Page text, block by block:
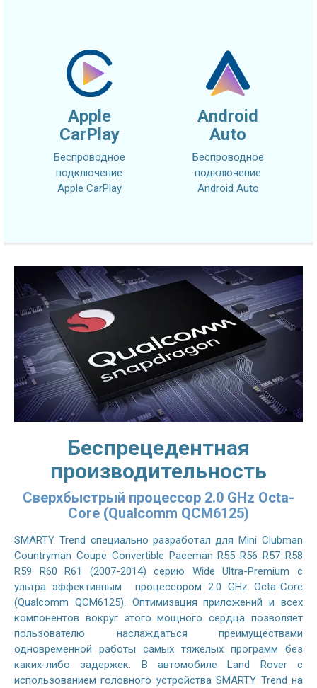
Apple
CarPlay
Беспроводное
подключение
Apple CarPlay
Android
Auto
Беспроводное
подключение
Android Auto
Беспрецедентная
производительность
Сверхбыстрый процессор 2.0 GHz Octa-
Core (Qualcomm QCM6125)
SMARTY Trend специально разработал для Mini Clubman
Countryman Coupe Convertible Paceman R55 R56 R57 R58
R59 R60 R61 (2007-2014) серию Wide Ultra-Premium с
ультра эффективным процессором 2.0 GHz Octa-Core
(Qualcomm QCM6125). Оптимизация приложений и всех
компонентов вокруг этого мощного сердца позволяет
пользователю наслаждаться преимуществами
одновременной работы самых тяжелых программ без
каких-либо задержек. В автомобиле Land Rover с
использованием головного устройства SMARTY Trend на